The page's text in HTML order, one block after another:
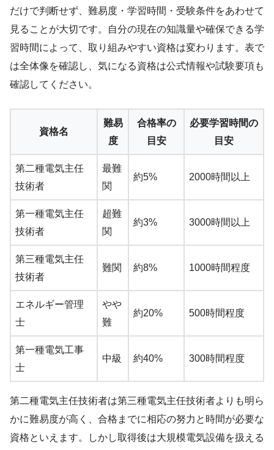
だけで判断せず、難易度・学習時間・受験条件をあわせて
見ることが大切です。自分の現在の知識量や確保できる学
習時間によって、取り組みやすい資格は変わります。表で
は全体像を確認し、気になる資格は公式情報や試験要項も
確認してください。
資格名
難易
度
合格率の
目安
必要学習時間の
目安
第二種電気主任
技術者
最難
関
約5% 2000時間以上
第一種電気主任
技術者
超難
関
約3% 3000時間以上
第三種電気主任
技術者
難関 約8% 1000時間程度
エネルギー管理
士
やや
難
約20% 500時間程度
第一種電気工事
士
中級 約40% 300時間程度
第二種電気主任技術者は第三種電気主任技術者よりも明ら
かに難易度が高く、合格までに相応の努力と時間が必要な
資格といえます。しかし取得後は大規模電気設備を扱える